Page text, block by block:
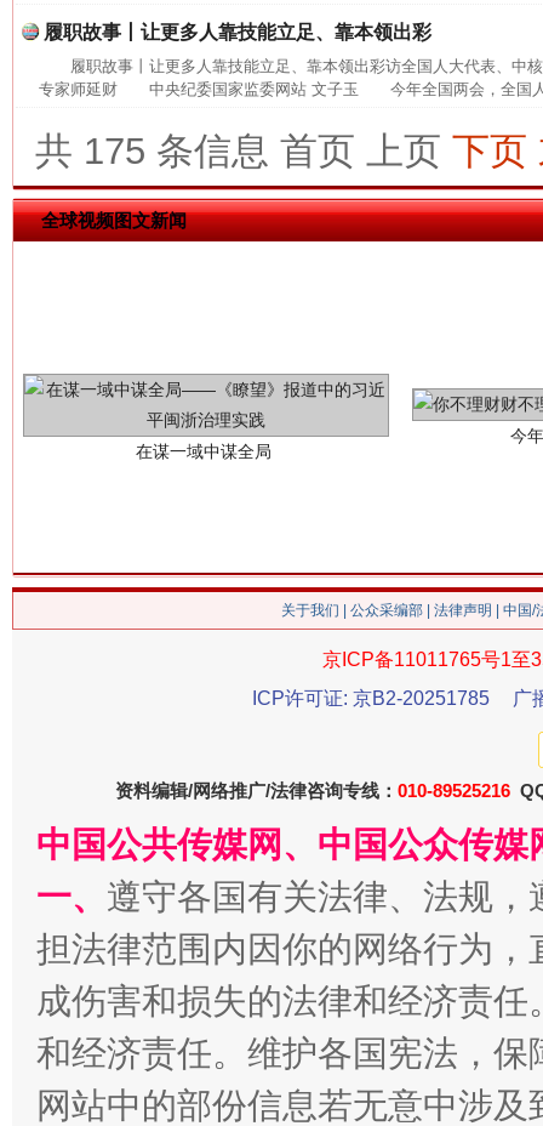
履职故事丨让更多人靠技能立足、靠本领出彩
履职故事丨让更多人靠技能立足、靠本领出彩访全国人大代表、中
专家师延财 中央纪委国家监委网站 文子玉 今年全国两会，全国人
共 175 条信息 首页 上页 下页
全球视频图文新闻
在谋一域中谋全局
今
魏明
“刷贴”乱象丛生
生
关于我们 公众采编部 法律声明 | 中国
京ICP备11011765号1至
ICP许可证: 京B2-20251785
广
资料编辑/网络推广/法律咨询专线： 010-89525216
中国公共传媒网、中国公众传
一、 遵守各国有关法律、法规
担法律范围内因你的网络行为
成伤害和损失的法律和经济责
和经济责任。维护各国宪法，
网站中的部份信息若无意中涉